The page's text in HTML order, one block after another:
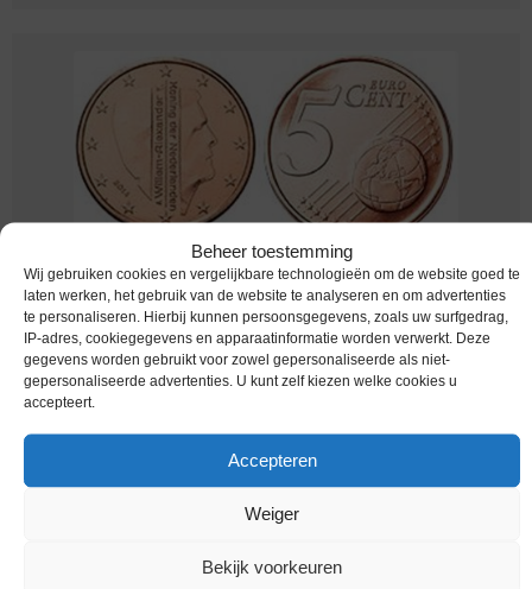
Beheer toestemming
Wij gebruiken cookies en vergelijkbare technologieën om de website goed te
laten werken, het gebruik van de website te analyseren en om advertenties
te personaliseren. Hierbij kunnen persoonsgegevens, zoals uw surfgedrag,
IP-adres, cookiegegevens en apparaatinformatie worden verwerkt. Deze
gegevens worden gebruikt voor zowel gepersonaliseerde als niet-
gepersonaliseerde advertenties. U kunt zelf kiezen welke cookies u
accepteert.
Accepteren
Weiger
Bekijk voorkeuren
Euromunten / Nederland / 2015 / 5 Cent / Unc / Koers
€0,95